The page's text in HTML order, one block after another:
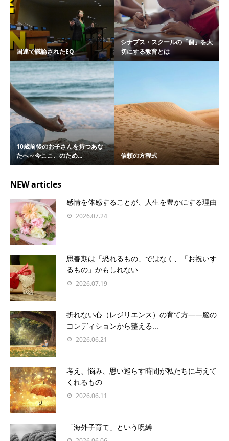
国連で議論されたEQ
シナプス・スクールの「個」を大
切にする教育とは
10歳前後のお子さんを持つあな
たへ～今ここ、のため...
信頼の方程式
NEW articles
感情を体感することが、人生を豊かにする理由
2026.07.24
思春期は「恐れるもの」ではなく、「お祝いす
るもの」かもしれない
2026.07.19
折れない心（レジリエンス）の育て方――脳の
コンディションから整える...
2026.06.21
考え、悩み、思い巡らす時間が私たちに与えて
くれるもの
2026.06.11
「海外子育て」という呪縛